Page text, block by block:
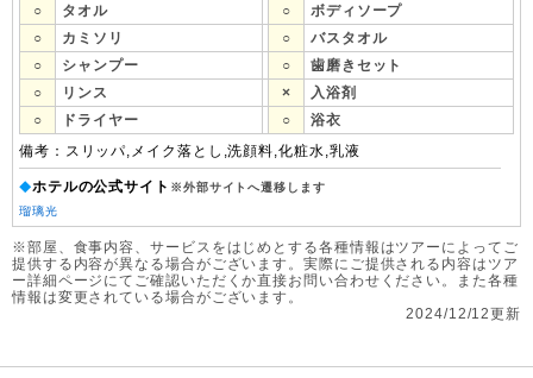
○
タオル ○
ボディソープ
○
カミソリ ○
バスタオル
○
シャンプー ○
歯磨きセット
○
リンス ×
入浴剤
○
ドライヤー ○
浴衣
備考：スリッパ,メイク落とし,洗顔料,化粧水,乳液
◆ホテルの公式サイト ※外部サイトへ遷移します
瑠璃光
※部屋、食事内容、サービスをはじめとする各種情報はツアーによってご
提供する内容が異なる場合がございます。実際にご提供される内容はツア
ー詳細ページにてご確認いただくか直接お問い合わせください。また各種
情報は変更されている場合がございます。
2024/12/12更新